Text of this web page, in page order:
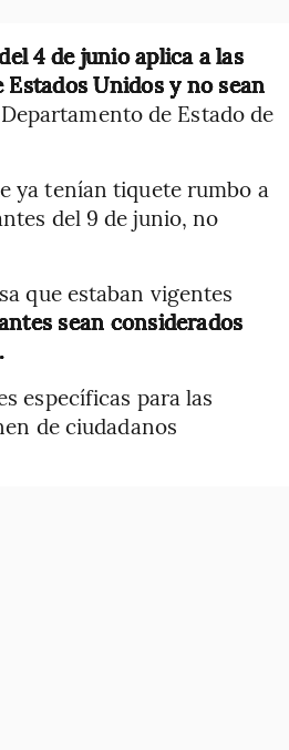
4 de junio aplica a las
Unidos y no sean
de Estado de
ya tenían tiquete rumbo a
del 9 de junio, no
que estaban vigentes
sean considerados
específicas para las
de ciudadanos